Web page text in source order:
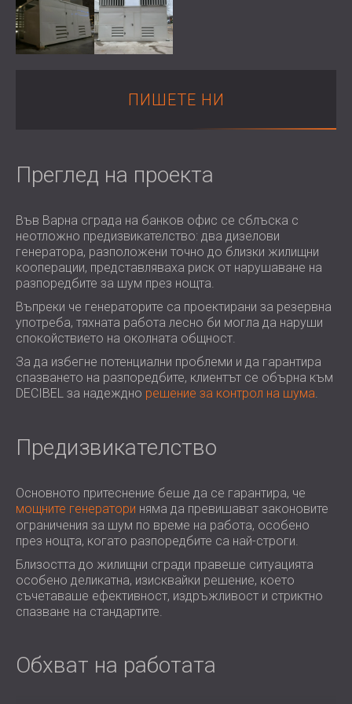
ХОТЕЛИ
ЗВУКОИЗОЛАЦИЯ И АКУСТИКА НА
ЗАЛИ
РЕШЕНИЯ ЗА ТЪРГОВСКИ ПОМЕЩЕНИЯ
ЗДРАВНИЯ СЕКТОР
ЗВУКОИЗОЛАЦИОННИ И АКУСТИЧНИ
РЕШЕНИЯ ЗА АУДИОЛОГИЧНИЯ
СЕКТОР
ЗВУКОИЗОЛАЦИОННИ И АКУСТИЧНИ
РЕШЕНИЯ ЗА ЦЕНТРОВЕ ЗА ДАННИ
POLAND (PL)
FINLAND (FI)
РОССИЯ (RU)
SOUTH AFRICA (ZA)
ПИШЕТЕ НИ
Преглед на проекта
Във Варна сграда на банков офис се сблъска с
неотложно предизвикателство: два дизелови
генератора, разположени точно до близки жилищни
кооперации, представляваха риск от нарушаване на
разпоредбите за шум през нощта.
Въпреки че генераторите са проектирани за резервна
употреба, тяхната работа лесно би могла да наруши
спокойствието на околната общност.
За да избегне потенциални проблеми и да гарантира
спазването на разпоредбите, клиентът се обърна към
DECIBEL за надеждно решение за контрол на шума.
Предизвикателство
Основното притеснение беше да се гарантира, че
мощните генератори няма да превишават законовите
ограничения за шум по време на работа, особено
през нощта, когато разпоредбите са най-строги.
Близостта до жилищни сгради правеше ситуацията
особено деликатна, изисквайки решение, което
съчетаваше ефективност, издръжливост и стриктно
спазване на стандартите.
Обхват на работата